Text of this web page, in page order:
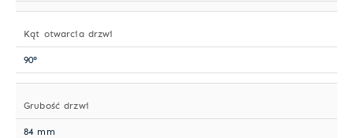
Kąt otwarcia drzwi
90°
Grubość drzwi
84 mm